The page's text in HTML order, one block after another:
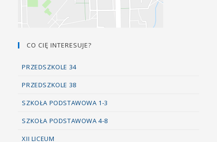
CO CIĘ INTERESUJE?
PRZEDSZKOLE 34
PRZEDSZKOLE 38
SZKOŁA PODSTAWOWA 1-3
SZKOŁA PODSTAWOWA 4-8
XII LICEUM